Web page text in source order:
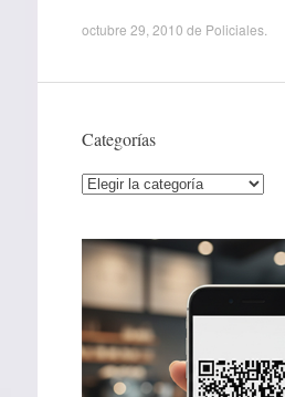
octubre 29, 2010 de Policiales.
Categorías
Categorías